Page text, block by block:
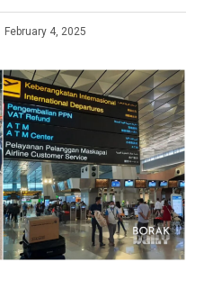
February 4, 2025